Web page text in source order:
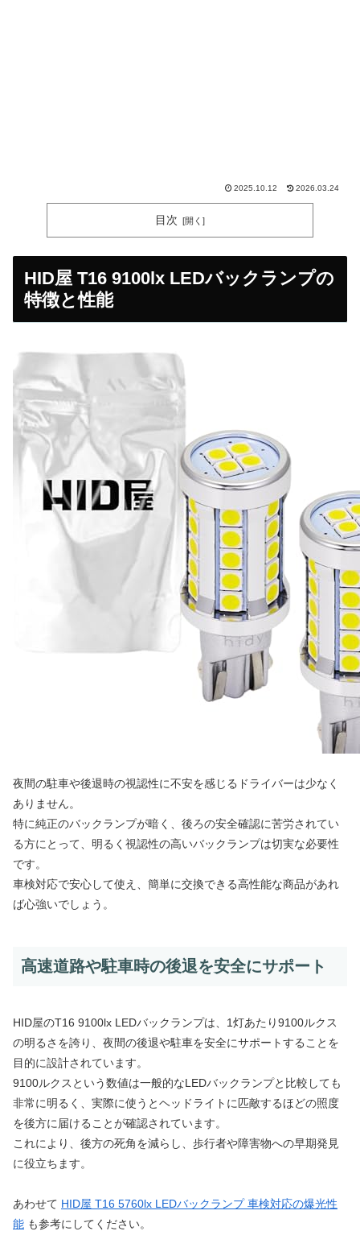
2025.10.12 2026.03.24
目次
HID屋 T16 9100lx LEDバックランプの
特徴と性能
夜間の駐車や後退時の視認性に不安を感じるドライバーは少なく
ありません。
特に純正のバックランプが暗く、後ろの安全確認に苦労されてい
る方にとって、明るく視認性の高いバックランプは切実な必要性
です。
車検対応で安心して使え、簡単に交換できる高性能な商品があれ
ば心強いでしょう。
高速道路や駐車時の後退を安全にサポート
HID屋のT16 9100lx LEDバックランプは、1灯あたり9100ルクス
の明るさを誇り、夜間の後退や駐車を安全にサポートすることを
目的に設計されています。
9100ルクスという数値は一般的なLEDバックランプと比較しても
非常に明るく、実際に使うとヘッドライトに匹敵するほどの照度
を後方に届けることが確認されています。
これにより、後方の死角を減らし、歩行者や障害物への早期発見
に役立ちます。
あわせて HID屋 T16 5760lx LEDバックランプ 車検対応の爆光性
能 も参考にしてください。